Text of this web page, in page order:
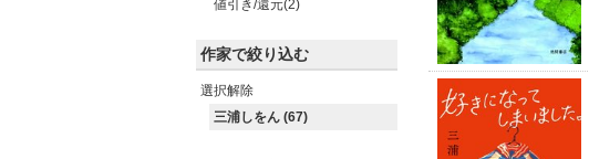
値引き/還元(2)
作家で絞り込む
選択解除
三浦しをん (67)